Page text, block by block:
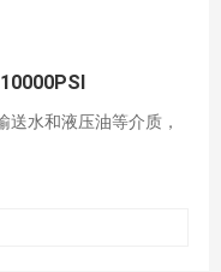
水和液压油等介质，